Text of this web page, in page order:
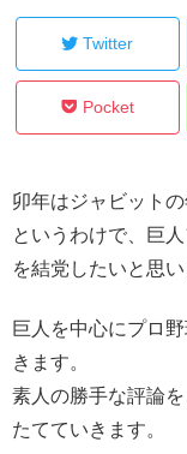
Twitter
Pocket
卯年はジャビットの
というわけで、巨
を結党したいと思い
巨人を中心にプロ
きます。
素人の勝手な評論
たてていきます。